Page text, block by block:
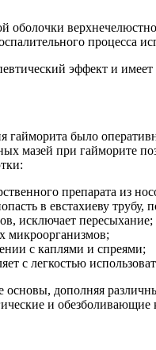
оболочки
процесса
эффект и
было
мазей при гайморите
препарата из
в евстахиеву
исключает пересыхание;
микроорганизмов;
с каплями и спреями;
с легкостью
основы, дополняя
и